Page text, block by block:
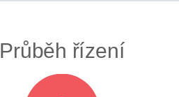
Průběh řízení